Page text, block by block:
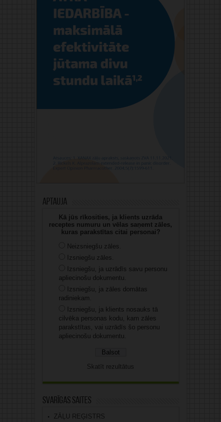
Aptauja
Kā jūs rīkosities, ja klients uzrāda
receptes numuru un vēlas saņemt zāles,
kuras parakstītas citai personai?
Neizsniegšu zāles.
Izsniegšu zāles.
Izsniegšu, ja uzrādīs savu personu
apliecinošu dokumentu.
Izsniegšu, ja zāles domātas
radiniekam.
Izsniegšu, ja klients nosauks tā
cilvēka personas kodu, kam zāles
parakstītas, vai uzrādīs šo personu
apliecinošu dokumentu.
Skatīt rezultātus
Svarīgas saites
ZĀĻU REĢISTRS